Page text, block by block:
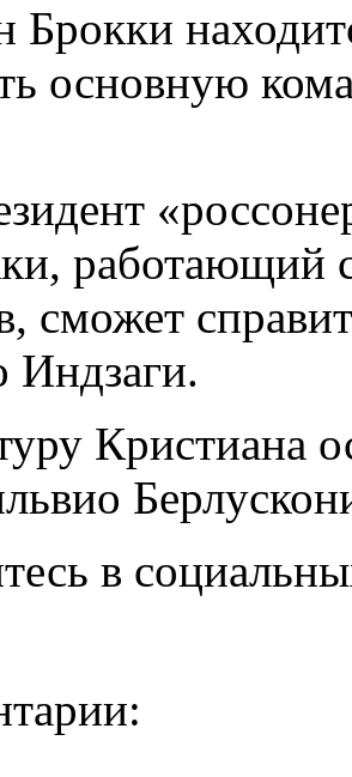
Брокки
основную
работающий
сможет
Кристиана
в